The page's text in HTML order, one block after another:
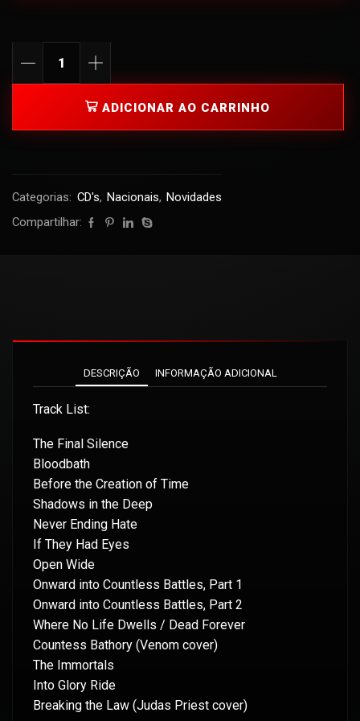
ADICIONAR AO CARRINHO
Categorias: CD's, Nacionais, Novidades
Compartilhar:
DESCRIÇÃO INFORMAÇÃO ADICIONAL
Track List:
The Final Silence
Bloodbath
Before the Creation of Time
Shadows in the Deep
Never Ending Hate
If They Had Eyes
Open Wide
Onward into Countless Battles, Part 1
Onward into Countless Battles, Part 2
Where No Life Dwells / Dead Forever
Countess Bathory (Venom cover)
The Immortals
Into Glory Ride
Breaking the Law (Judas Priest cover)